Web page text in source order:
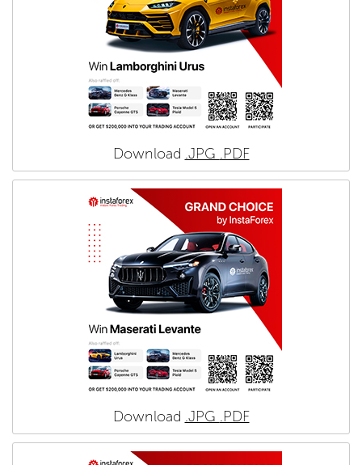
Download .JPG .PDF
Download .JPG .PDF